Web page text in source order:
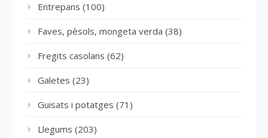
Entrepans (100)
Faves, pèsols, mongeta verda (38)
Fregits casolans (62)
Galetes (23)
Guisats i potatges (71)
Llegums (203)